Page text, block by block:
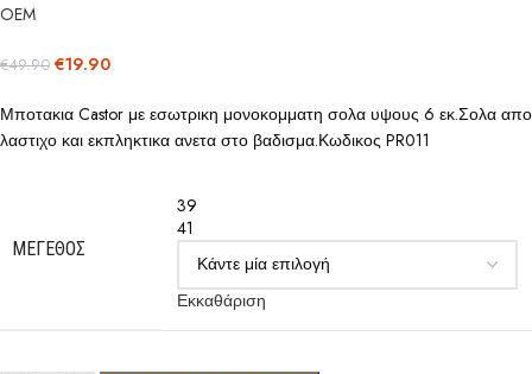
OEM
€49.90 €19.90
Μποτακια Castor με εσωτρικη μονοκομματη σολα υψους 6 εκ.Σολα απο
λαστιχο και εκπληκτικα ανετα στο βαδισμα.Κωδικος PR011
ΜΈΓΕΘΟΣ
39
41
Εκκαθάριση